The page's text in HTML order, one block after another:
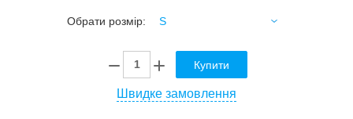
Обрати розмір:
Купити
Швидке замовлення